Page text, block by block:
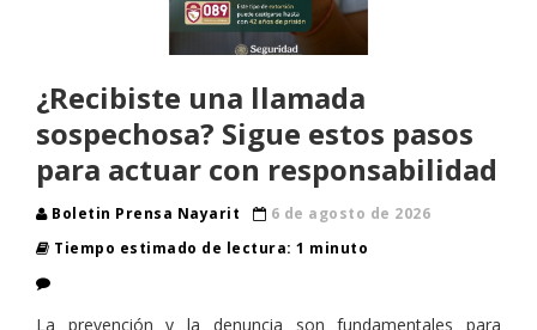
¿Recibiste una llamada
sospechosa? Sigue estos pasos
para actuar con responsabilidad
Boletin Prensa Nayarit
6 de agosto de 2026
Tiempo estimado de lectura: 1 minuto
La prevención y la denuncia son fundamentales para